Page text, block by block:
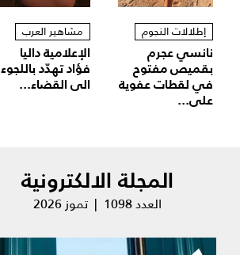
إطلالات النجوم
نانسي عجرم
بقميص مفتوح
في لقطات عفوية
على...
مشاهير العرب
الإعلامية داليا
فؤاد تهدّد باللجوء
الى القضاء...
المجلة الالكترونية
العدد 1098 | تموز 2026